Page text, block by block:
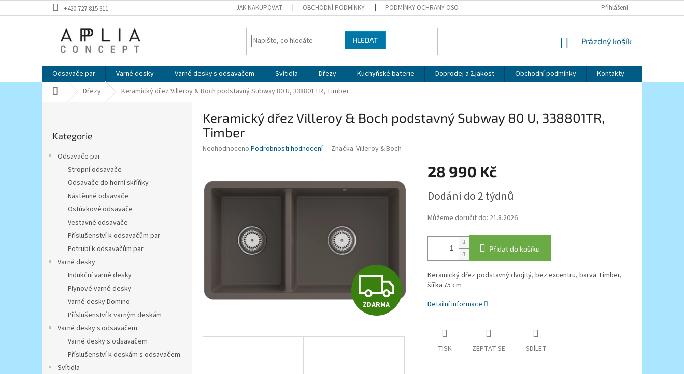
na
+420 727 815 311 JAK NAKUPOVAT OBCHODNÍ PODMÍNKY PODMÍNKY OCHRANY OSOBNÍCH ÚDAJŮ Přihlášení
HLEDAT
NÁKUPNÍ
Prázdný košík
Odsavače par Varné desky Varné desky s odsavačem Svítidla Dřezy Kuchyňské baterie Doprodej a 2.jakost Obchodní podmínky Kontakty
Domů Dřezy Keramický dřez Villeroy & Boch podstavný Subway 80 U, 338801TR, Timber
kategorie
Kategorie
Odsavače par
Stropní odsavače
Odsavače do horní skříňky
Nástěnné odsavače
Ostůvkové odsavače
Vestavné odsavače
Příslušenství k odsavačům par
Potrubí k odsavačům par
Varné desky
Indukční varné desky
Plynové varné desky
Varné desky Domino
Příslušenství k varným deskám
Varné desky s odsavačem
Varné desky s odsavačem
Příslušenství k deskám s odsavačem
Svítidla
Keramický dřez Villeroy & Boch podstavný Subway 80 U, 338801TR,
Timber
Průměrné
0,0
Neohodnoceno Podrobnosti hodnocení Značka: Villeroy & Boch
Z
D
ZDARMA
28 990 Kč
cena:
Dodání do 2 týdnů
Můžeme doručit do: 21.8.2026
Přidat do košíku
Keramický dřez podstavný dvojitý, bez excentru, barva Timber,
šířka 75 cm
Detailní informace
TISK ZEPTAT SE SDÍLET